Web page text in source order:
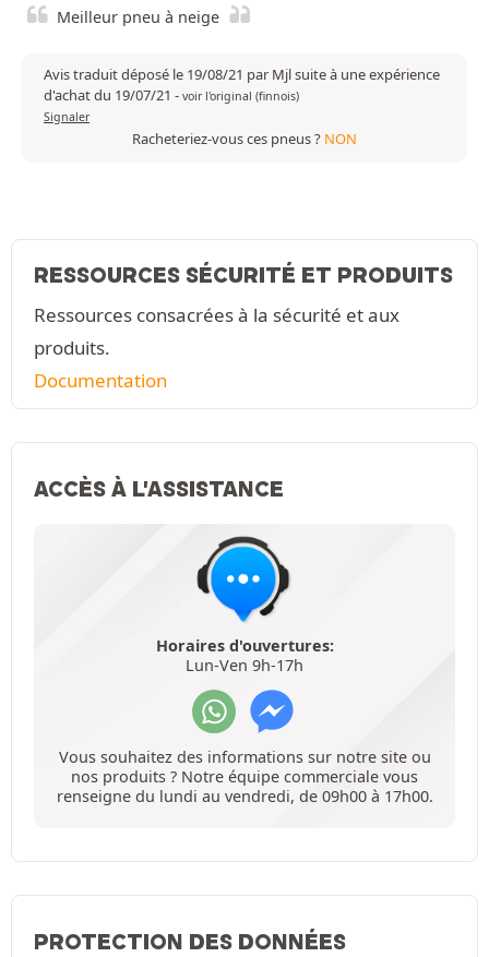
Meilleur pneu à neige
Avis traduit déposé le 19/08/21 par Mjl suite à une expérience
d'achat du 19/07/21 - voir l'original (finnois)
Signaler
Racheteriez-vous ces pneus ? NON
RESSOURCES SÉCURITÉ ET PRODUITS
Ressources consacrées à la sécurité et aux
produits.
Documentation
ACCÈS À L'ASSISTANCE
Horaires d'ouvertures:
Lun-Ven 9h-17h
Vous souhaitez des informations sur notre site ou
nos produits ? Notre équipe commerciale vous
renseigne du lundi au vendredi, de 09h00 à 17h00.
PROTECTION DES DONNÉES